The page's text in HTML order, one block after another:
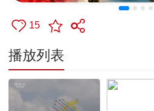
15
播放列表